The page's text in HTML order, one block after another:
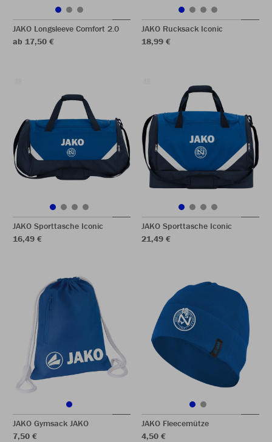
JAKO Longsleeve Comfort 2.0
ab 17,50 €
JAKO Rucksack Iconic
18,99 €
JAKO Sporttasche Iconic
16,49 €
JAKO Sporttasche Iconic
21,49 €
JAKO Gymsack JAKO
7,50 €
JAKO Fleecemütze
4,50 €